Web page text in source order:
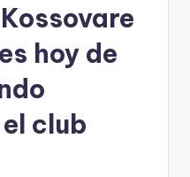
hoy de
club